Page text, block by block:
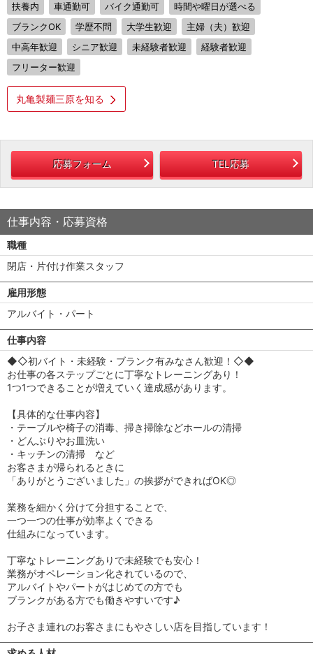
扶養内
車通勤可 バイク通勤可
時間や曜日が選べる
ブランクOK
学歴不問 大学生歓迎
主婦（夫）歓迎
中高年歓迎
シニア歓迎 未経験者歓迎
経験者歓迎
フリーター歓迎
丸亀製麺三原を知る
応募フォーム TEL応募
仕事内容・応募資格
職種
閉店・片付け作業スタッフ
雇用形態
アルバイト・パート
仕事内容
◆◇初バイト・未経験・ブランク有みなさん歓迎！◇◆
お仕事の各ステップごとに丁寧なトレーニングあり！
1つ1つできることが増えていく達成感があります。
【具体的な仕事内容】
・テーブルや椅子の消毒、掃き掃除などホールの清掃
・どんぶりやお皿洗い
・キッチンの清掃 など
お客さまが帰られるときに
「ありがとうございました」の挨拶ができればOK◎
業務を細かく分けて分担することで、
一つ一つの仕事が効率よくできる
仕組みになっています。
丁寧なトレーニングありで未経験でも安心！
業務がオペレーション化されているので、
アルバイトやパートがはじめての方でも
ブランクがある方でも働きやすいです♪
お子さま連れのお客さまにもやさしい店を目指しています！